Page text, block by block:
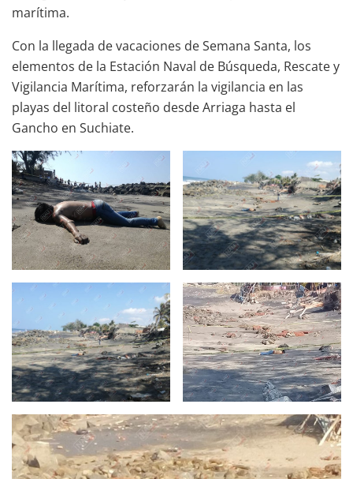
marítima.
Con la llegada de vacaciones de Semana Santa, los
elementos de la Estación Naval de Búsqueda, Rescate y
Vigilancia Marítima, reforzarán la vigilancia en las
playas del litoral costeño desde Arriaga hasta el
Gancho en Suchiate.